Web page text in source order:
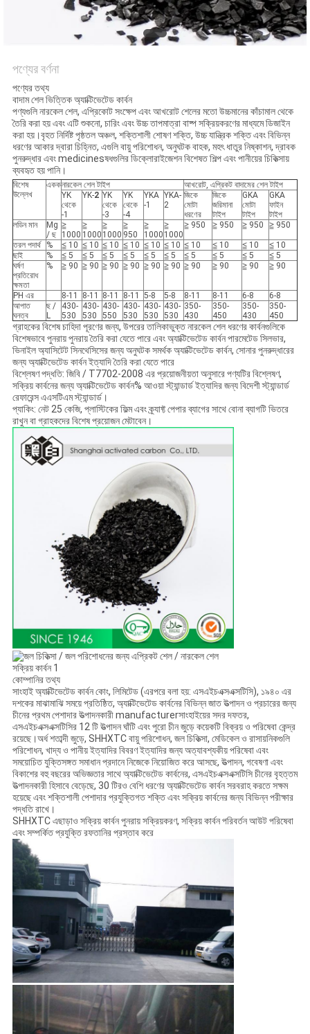
পণ্যের বর্ণনা
পণ্যের তথ্য
বাদাম শেল ভিত্তিক অ্যাক্টিভেটেড কার্বন
পণ্যগুলি নারকেল শেল, এপ্রিকোট সংক্ষেপ এবং আখরোট শেলের মতো উচ্চমানের কাঁচামাল থেকে
তৈরি করা হয় এবং এটি শুকনো, চারিং এবং উচ্চ তাপমাত্রা বাষ্প সক্রিয়করণের মাধ্যমে ডিজাইন
করা হয়।বৃহত নির্দিষ্ট পৃষ্ঠতল অঞ্চল, শক্তিশালী শোষণ শক্তি, উচ্চ যান্ত্রিক শক্তি এবং বিভিন্ন
ধরণের আকার দ্বারা চিহ্নিত, এগুলি বায়ু পরিশোধন, অনুঘটক বাহক, মহৎ ধাতুর নিষ্কাশন, দ্রাবক
পুনরুদ্ধার এবং medicinesষধগুলির ডিক্লোরাইজেশন বিশেষত শিল্প এবং পানীয়ের চিকিত্সায়
ব্যবহৃত হয় পানি।
বিশেষ
উল্লেখ
এককনারকেল শেল টাইপ
আখরোট, এপ্রিকট বাদামের শেল টাইপ
YK
থেকে
-1
YK-2 YK
থেকে
-3
YK
থেকে
-4
YKA
-1
YKA-
2
জিকে
মোটা
ধরণের
জিকে
জরিমানা
টাইপ
GKA
মোটা
টাইপ
GKA
ফাইন
টাইপ
লডিন মান
Mg
/ ছ
≧
1000
≧
1000
≧
1000
≧
950
≧
1000
≧
1000
≧ 950 ≧ 950 ≧ 950 ≧ 950
তরল পদার্থ % ≦ 10 ≦ 10 ≦ 10 ≦ 10 ≦ 10 ≦ 10 ≦ 10 ≦ 10 ≦ 10
≦ 10
ছাই
% ≦ 5 ≦ 5 ≦ 5 ≦ 5 ≦ 5 ≦ 5 ≦ 5 ≦ 5 ≦ 5
≦ 5
ঘর্ষণ
প্রতিরোধ
ক্ষমতা
% ≧ 90 ≧ 90 ≧ 90 ≧ 90 ≧ 90 ≧ 90 ≧ 90 ≧ 90 ≧ 90 ≧ 90
PH এর 8-11 8-11 8-11 8-11 5-8 5-8 8-11 8-11 6-8
6-8
আপাত
ঘনত্ব
ছ /
L
430-
530
430-
530
430-
550
430-
530
430-
530
430-
530
350-
430
350-
450
350-
430
350-
450
গ্রাহকের বিশেষ চাহিদা পূরণের জন্য, উপরের তালিকাভুক্ত নারকেল শেল ধরণের কার্বনগুলিকে
বিশেষভাবে পুনরায় পুনরায় তৈরি করা যেতে পারে এবং অ্যাক্টিভেটেড কার্বন পারমেটেড সিলভার,
ভিনাইল অ্যাসিটেট সিনথেসিসের জন্য অনুঘটক সমর্থক অ্যাক্টিভেটেড কার্বন, সোনার পুনরুদ্ধারের
জন্য অ্যাক্টিভেটেড কার্বন ইত্যাদি তৈরি করা যেতে পারে
বিশ্লেষণ পদ্ধতি: জিবি / T7702-2008 এর প্রয়োজনীয়তা অনুসারে পণ্যটির বিশ্লেষণ,
সক্রিয় কার্বনের জন্য অ্যাক্টিভেটেড কার্বন% আওয়া স্ট্যান্ডার্ড ইত্যাদির জন্য বিদেশী স্ট্যান্ডার্ড
রেফারেন্স এএসটিএম স্ট্যান্ডার্ড।
প্যাকিং: নেট 25 কেজি, প্লাস্টিকের ফিল্ম এবং ক্র্যাফ্ট পেপার ব্যাগের সাথে বোনা ব্যাগটি ভিতরে
রাখুন বা গ্রাহকদের বিশেষ প্রয়োজন মেটাবেন।
কোম্পানির তথ্য
সাংহাই অ্যাক্টিভেটেড কার্বন কোং, লিমিটেড (এরপরে বলা হয়: এসএইচএক্সএক্সটিসি), ১৯৪০ এর
দশকের মাঝামাঝি সময়ে প্রতিষ্ঠিত, অ্যাক্টিভেটেড কার্বনের বিভিন্ন জাত উত্পাদন ও প্রচারের জন্য
চীনের প্রথম পেশাদার উত্পাদনকারী manufacturerসাংহাইয়ের সদর দফতর,
এসএইচএক্সএক্সটিসির 12 টি উত্পাদন ঘাঁটি এবং পুরো চীন জুড়ে কয়েকটি বিক্রয় ও পরিষেবা কেন্দ্র
রয়েছে।অর্ধ শতাব্দী জুড়ে, SHHXTC বায়ু পরিশোধন, জল চিকিত্সা, মেডিকেল ও রাসায়নিকগুলি
পরিশোধন, খাদ্য ও পানীয় ইত্যাদির বিবরণ ইত্যাদির জন্য অত্যাবশ্যকীয় পরিষেবা এবং
সময়োচিত যুক্তিসঙ্গত সমাধান প্রদানে নিজেকে নিয়োজিত করে আসছে, উত্পাদন, গবেষণা এবং
বিকাশের বহু বছরের অভিজ্ঞতার সাথে অ্যাক্টিভেটেড কার্বনের, এসএইচএক্সএক্সটিসি চীনের বৃহত্তম
উত্পাদনকারী হিসাবে বেড়েছে, 30 টিরও বেশি ধরণের অ্যাক্টিভেটেড কার্বন সরবরাহ করতে সক্ষম
হয়েছে এবং শক্তিশালী পেশাদার প্রযুক্তিগত শক্তি এবং সক্রিয় কার্বনের জন্য বিভিন্ন পরীক্ষার
পদ্ধতি রাখে।
SHHXTC এছাড়াও সক্রিয় কার্বন পুনরায় সক্রিয়করণ, সক্রিয় কার্বন পরিবর্তন আউট পরিষেবা
এবং সম্পর্কিত প্রযুক্তি রফতানির প্রস্তাব করে